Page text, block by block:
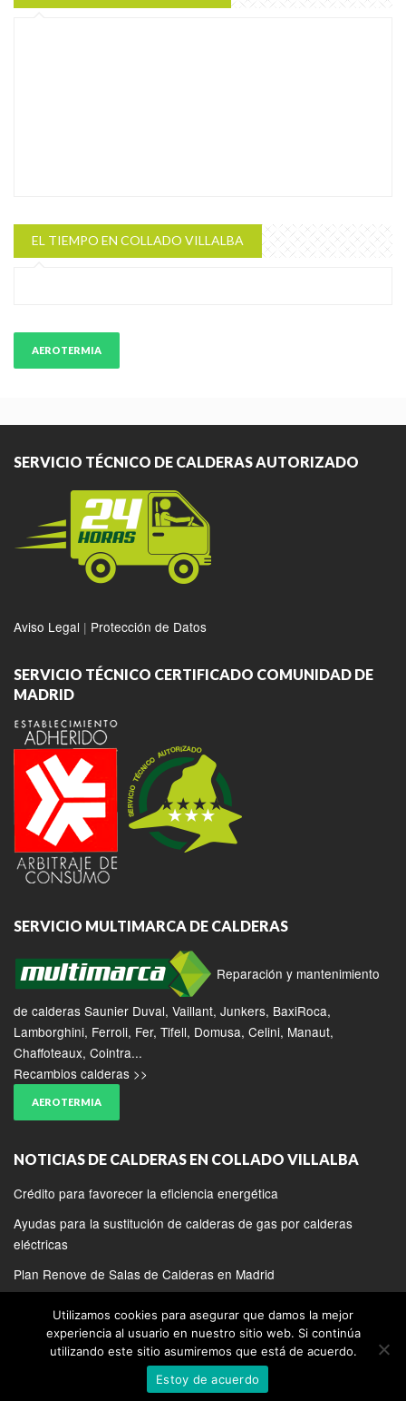
EL TIEMPO EN COLLADO VILLALBA
AEROTERMIA
Utilizamos cookies para asegurar que damos la mejor
experiencia al usuario en nuestro sitio web. Si continúa
utilizando este sitio asumiremos que está de acuerdo.
Estoy de acuerdo
SERVICIO TÉCNICO DE CALDERAS AUTORIZADO
Aviso Legal | Protección de Datos
SERVICIO TÉCNICO CERTIFICADO COMUNIDAD DE
MADRID
SERVICIO MULTIMARCA DE CALDERAS
Reparación y mantenimiento
de calderas Saunier Duval, Vaillant, Junkers, BaxiRoca,
Lamborghini, Ferroli, Fer, Tifell, Domusa, Celini, Manaut,
Chaffoteaux, Cointra...
Recambios calderas >>
AEROTERMIA
NOTICIAS DE CALDERAS EN COLLADO VILLALBA
Crédito para favorecer la eficiencia energética
Ayudas para la sustitución de calderas de gas por calderas
eléctricas
Plan Renove de Salas de Calderas en Madrid
COPYRIGHT 2020 | REPARACION DE CALDERAS EN COLLADO